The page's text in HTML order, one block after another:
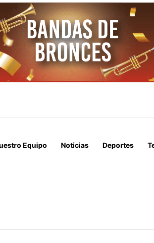
DEL ESTRECHO DE ORMUZ Y EXIGE A
Equipo Noticias Deportes